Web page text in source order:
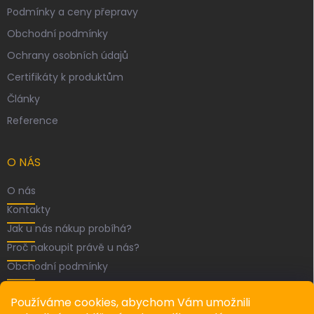
Používáme cookies, abychom Vám umožnili
Podmínky a ceny přepravy
Obchodní podmínky
Ochrany osobních údajů
Certifikáty k produktům
Články
Reference
O NÁS
O nás
Kontakty
Jak u nás nákup probíhá?
Proč nakoupit právě u nás?
Obchodní podmínky
FACEBOOK